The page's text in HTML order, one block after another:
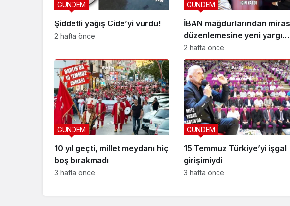
Şiddetli yağış Cide’yi vurdu!
GÜNDEM
2 hafta önce
İBAN mağdurlarından miras
düzenlemesine yeni yargı
düzeni
GÜNDEM
2 hafta önce
10 yıl geçti, millet meydanı hiç
boş bırakmadı
GÜNDEM
3 hafta önce
15 Temmuz Türkiye’yi işgal
girişimiydi
GÜNDEM
3 hafta önce